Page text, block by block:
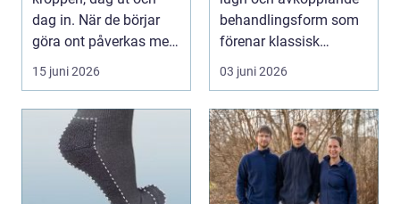
dag in. När de börjar
göra ont påverkas mer
15 juni 2026
behandlingsform som
förenar klassisk
massage med
energibas...
03 juni 2026